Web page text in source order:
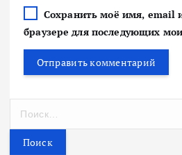
Сохранить моё имя, email
браузере для последующих